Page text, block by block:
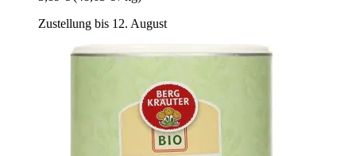
Zustellung bis 12. August